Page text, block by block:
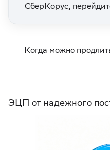
СберКорус,
Когда можно
ЭЦП от надежного